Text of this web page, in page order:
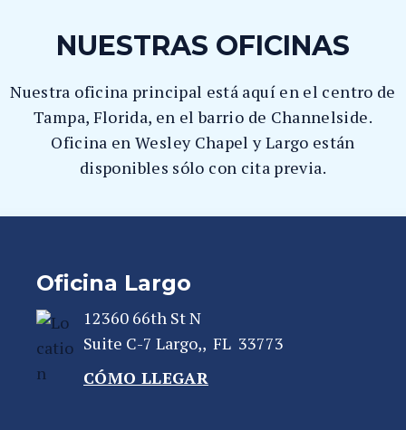
NUESTRAS OFICINAS
Nuestra oficina principal está aquí en el centro de
Tampa, Florida, en el barrio de Channelside.
Oficina en Wesley Chapel y Largo están
disponibles sólo con cita previa.
Oficina Largo
12360 66th St N
Suite C-7 Largo,, FL 33773
CÓMO LLEGAR